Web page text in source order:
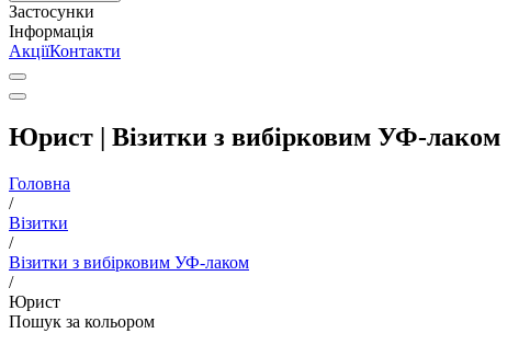
Застосунки
Інформація
АкціїКонтакти
Юрист | Візитки з вибірковим УФ-лаком
Головна
/
Візитки
/
Візитки з вибірковим УФ-лаком
/
Юрист
Пошук за кольором